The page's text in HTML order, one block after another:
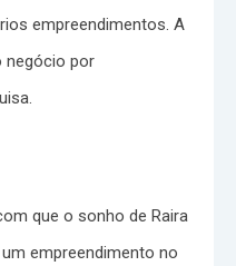
empreendimentos. A
negócio por
que o sonho de Raira
empreendimento no